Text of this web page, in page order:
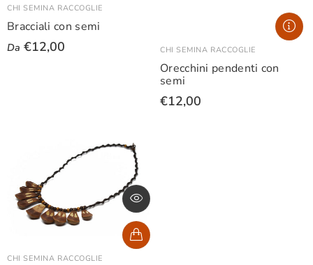
CHI SEMINA RACCOGLIE
Bracciali con semi
Da €12,00 CHI SEMINA RACCOGLIE
Orecchini pendenti con
semi
€12,00
CHI SEMINA RACCOGLIE